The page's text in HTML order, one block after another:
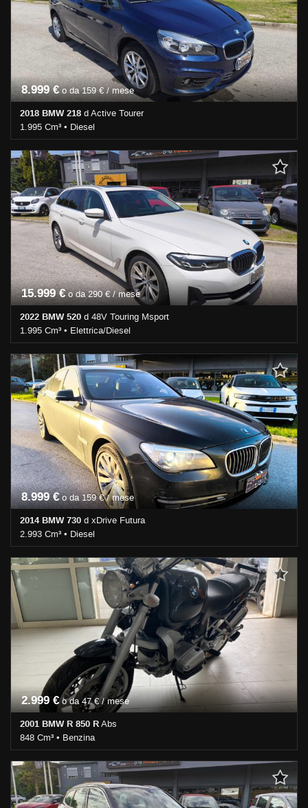
• Vetri oscurati • Volante multifunzione
Immobilizzatore elettronico • Interni in pelle • Park Distance Control
• Regolazione elettrica sedili • Sedile posteriore sdoppiato •
Servosterzo • Navigatore satellitare • Sospensioni pneumatiche •
Specchietti laterali elettrici • Telecamera per parcheggio assistito
8.999 €o da 159 € / mese
2018 BMW 218 d Active Tourer
1.995 Cm³ • Diesel
168.000 Km • Cambio Manuale (6) • Blu metallizzato • 5 Porte •
ABS • Airbag • Airbag laterali • Airbag Passeggero • Airbag testa •
Alzacristalli elettrici • Autoradio • Bluetooth • Cerchi in lega •
Chiusura centralizzata • Climatizzatore • Controllo trazione • ESP •
Filtro antiparticolato • Immobilizzatore elettronico • Sedile
posteriore sdoppiato • Servosterzo • Specchietti laterali elettrici
15.999 €o da 290 € / mese
2022 BMW 520 d 48V Touring Msport
1.995 Cm³ • Elettrica/Diesel
248.000 Km • Cambio Automatico (8) • Bianco pastello • 5 Porte •
ABS • Airbag • Airbag laterali • Airbag Passeggero • Airbag testa •
Alzacristalli elettrici • Antifurto • Autoradio • Bluetooth • Cerchi in
lega • Chiusura centralizzata • Climatizzatore • Controllo trazione •
Cruise Control • ESP • Filtro antiparticolato • Immobilizzatore
elettronico • Park Distance Control • Sedile posteriore sdoppiato •
Servosterzo • Navigatore satellitare • Sospensioni pneumatiche •
Specchietti laterali elettrici • Telecamera per parcheggio assistito
8.999 €o da 159 € / mese
2014 BMW 730 d xDrive Futura
2.993 Cm³ • Diesel
265.000 Km • Cambio Automatico (8) • Nero metallizzato • 4 Porte
• ABS • Airbag • Airbag laterali • Airbag Passeggero • Airbag testa •
Alzacristalli elettrici • Antifurto • Autoradio • Bluetooth • Cerchi in
lega • Chiusura centralizzata • Climatizzatore • Controllo trazione •
Cruise Control • ESP • Fari Xenon • Fendinebbia • Filtro
antiparticolato • Immobilizzatore elettronico • Interni in pelle • Park
Distance Control • Regolazione elettrica sedili • Servosterzo •
Navigatore satellitare • Sospensioni pneumatiche • Specchietti
laterali elettrici • Telecamera per parcheggio assistito
2.999 €o da 47 € / mese
2001 BMW R 850 RAbs
848 Cm³ • Benzina
88.000 Km • Cambio Manuale • Nero metallizzato • ABS •
Accensione elettrica • Catalizzatore